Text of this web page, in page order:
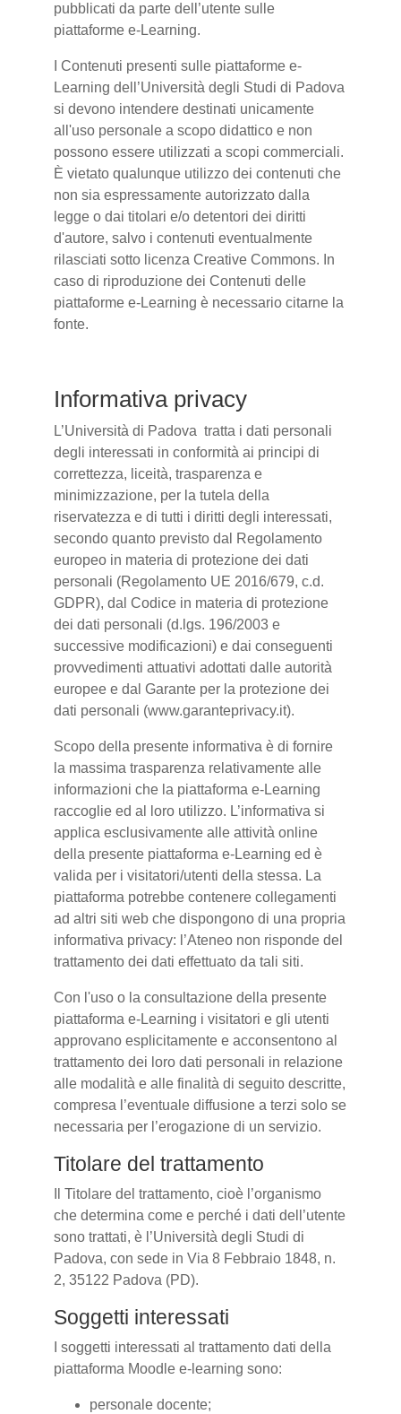
pubblicati da parte dell’utente sulle
piattaforme e-Learning.
I Contenuti presenti sulle piattaforme e-
Learning dell’Università degli Studi di Padova
si devono intendere destinati unicamente
all'uso personale a scopo didattico e non
possono essere utilizzati a scopi commerciali.
È vietato qualunque utilizzo dei contenuti che
non sia espressamente autorizzato dalla
legge o dai titolari e/o detentori dei diritti
d'autore, salvo i contenuti eventualmente
rilasciati sotto licenza Creative Commons. In
caso di riproduzione dei Contenuti delle
piattaforme e-Learning è necessario citarne la
fonte.
Informativa privacy
L’Università di Padova tratta i dati personali
degli interessati in conformità ai principi di
correttezza, liceità, trasparenza e
minimizzazione, per la tutela della
riservatezza e di tutti i diritti degli interessati,
secondo quanto previsto dal Regolamento
europeo in materia di protezione dei dati
personali (Regolamento UE 2016/679, c.d.
GDPR), dal Codice in materia di protezione
dei dati personali (d.lgs. 196/2003 e
successive modificazioni) e dai conseguenti
provvedimenti attuativi adottati dalle autorità
europee e dal Garante per la protezione dei
dati personali (www.garanteprivacy.it).
Scopo della presente informativa è di fornire
la massima trasparenza relativamente alle
informazioni che la piattaforma e-Learning
raccoglie ed al loro utilizzo. L’informativa si
applica esclusivamente alle attività online
della presente piattaforma e-Learning ed è
valida per i visitatori/utenti della stessa. La
piattaforma potrebbe contenere collegamenti
ad altri siti web che dispongono di una propria
informativa privacy: l’Ateneo non risponde del
trattamento dei dati effettuato da tali siti.
Con l'uso o la consultazione della presente
piattaforma e-Learning i visitatori e gli utenti
approvano esplicitamente e acconsentono al
trattamento dei loro dati personali in relazione
alle modalità e alle finalità di seguito descritte,
compresa l’eventuale diffusione a terzi solo se
necessaria per l’erogazione di un servizio.
Titolare del trattamento
Il Titolare del trattamento, cioè l’organismo
che determina come e perché i dati dell’utente
sono trattati, è l’Università degli Studi di
Padova, con sede in Via 8 Febbraio 1848, n.
2, 35122 Padova (PD).
Soggetti interessati
I soggetti interessati al trattamento dati della
piattaforma Moodle e-learning sono:
personale docente;